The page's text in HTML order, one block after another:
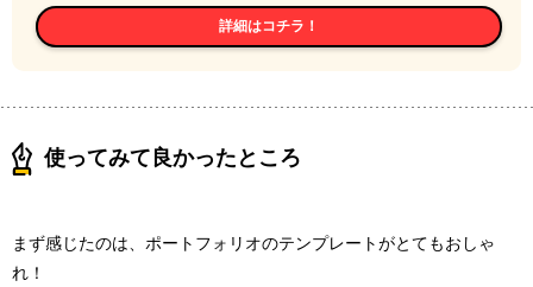
詳細はコチラ！
使ってみて良かったところ
まず感じたのは、ポートフォリオのテンプレートがとてもおしゃ
れ！